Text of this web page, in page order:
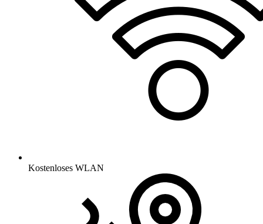
Kostenloses WLAN